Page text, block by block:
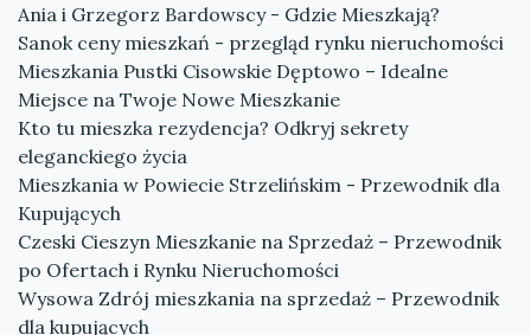
Ania i Grzegorz Bardowscy - Gdzie Mieszkają?
Sanok ceny mieszkań - przegląd rynku nieruchomości
Mieszkania Pustki Cisowskie Dęptowo – Idealne
Miejsce na Twoje Nowe Mieszkanie
Kto tu mieszka rezydencja? Odkryj sekrety
eleganckiego życia
Mieszkania w Powiecie Strzelińskim - Przewodnik dla
Kupujących
Czeski Cieszyn Mieszkanie na Sprzedaż – Przewodnik
po Ofertach i Rynku Nieruchomości
Wysowa Zdrój mieszkania na sprzedaż – Przewodnik
dla kupujących